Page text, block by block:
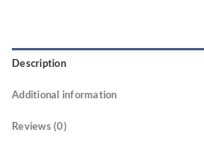
Description
Additional information
Reviews (0)